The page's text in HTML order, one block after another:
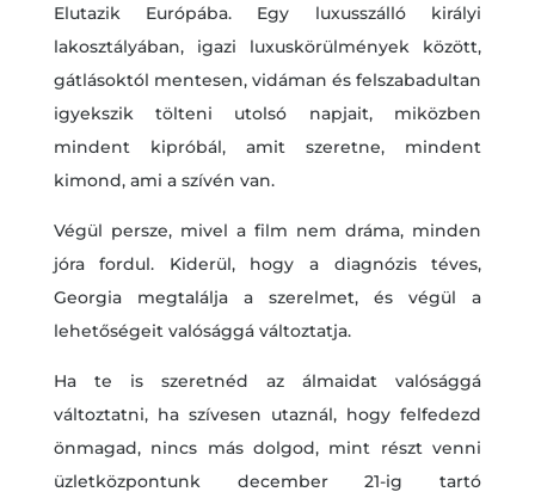
Elutazik Európába. Egy luxusszálló királyi
lakosztályában, igazi luxuskörülmények között,
gátlásoktól mentesen, vidáman és felszabadultan
igyekszik tölteni utolsó napjait, miközben
mindent kipróbál, amit szeretne, mindent
kimond, ami a szívén van.
Végül persze, mivel a film nem dráma, minden
jóra fordul. Kiderül, hogy a diagnózis téves,
Georgia megtalálja a szerelmet, és végül a
lehetőségeit valósággá változtatja.
Ha te is szeretnéd az álmaidat valósággá
változtatni, ha szívesen utaznál, hogy felfedezd
önmagad, nincs más dolgod, mint részt venni
üzletközpontunk december 21-ig tartó